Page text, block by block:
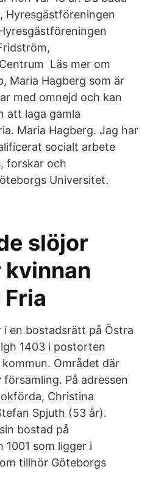
Hyresgästföreningen
Läs mer om
Maria Hagberg som är
med omnejd och kan
att laga gamla
Maria Hagberg. Jag har
socialt arbete
forskar och
Universitet.
slöjor
en bostadsrätt på Östra
1403 i postorten
Området där
På adressen
Christina
Spjuth (53 år).
bostad på
1001 som ligger i
tillhör Göteborgs